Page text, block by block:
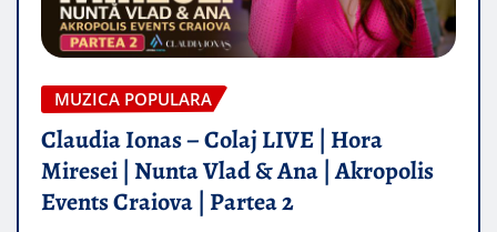
MUZICA POPULARA
Claudia Ionas – Colaj LIVE | Hora
Miresei | Nunta Vlad & Ana | Akropolis
Events Craiova | Partea 2